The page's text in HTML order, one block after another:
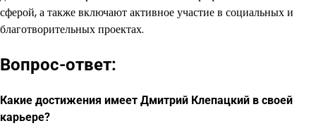
сферой, а также включают активное участие в социальных и
благотворительных проектах.
Вопрос-ответ:
Какие достижения имеет Дмитрий Клепацкий в своей
карьере?